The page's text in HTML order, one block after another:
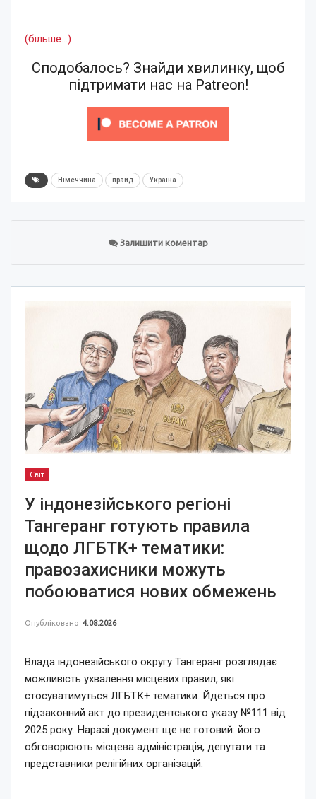
(більше…)
Сподобалось? Знайди хвилинку, щоб
підтримати нас на Patreon!
Німеччина прайд Україна
Залишити коментар
Світ
У індонезійського регіоні
Тангеранг готують правила
щодо ЛГБТК+ тематики:
правозахисники можуть
побоюватися нових обмежень
Опубліковано 4.08.2026
Влада індонезійського округу Тангеранг розглядає
можливість ухвалення місцевих правил, які
стосуватимуться ЛГБТК+ тематики. Йдеться про
підзаконний акт до президентського указу №111 від
2025 року. Наразі документ ще не готовий: його
обговорюють місцева адміністрація, депутати та
представники релігійних організацій.